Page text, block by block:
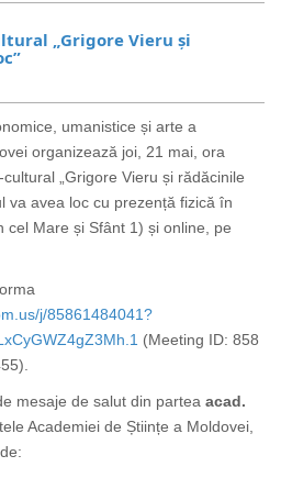
„Grigore Vieru și
umanistice și arte a
organizează joi, 21 mai, ora
„Grigore Vieru și rădăcinile
va avea loc cu prezență fizică în
cel Mare și Sfânt 1) și online, pe
j/85861484041?
(Meeting ID: 858
mesaje de salut din partea acad.
Academiei de Științe a Moldovei,